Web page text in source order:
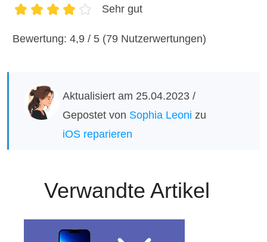
Sehr gut
Bewertung: 4,9 / 5 (79 Nutzerwertungen)
Aktualisiert am 25.04.2023 /
Gepostet von Sophia Leoni zu
iOS reparieren
Verwandte Artikel